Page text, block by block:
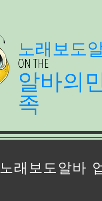
노래보도
ON THE
알바의
족
노래보도알바